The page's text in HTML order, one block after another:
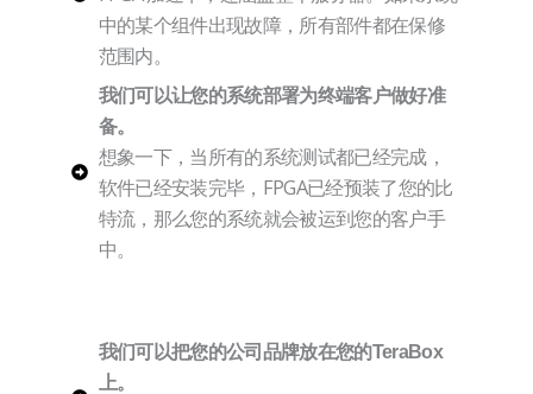
中的某个组件出现故障，所有部件都在保修
范围内。
我们可以让您的系统部署为终端客户做好准
备。
想象一下，当所有的系统测试都已经完成，
软件已经安装完毕，FPGA已经预装了您的比
特流，那么您的系统就会被运到您的客户手
中。
我们可以把您的公司品牌放在您的TeraBox
上。